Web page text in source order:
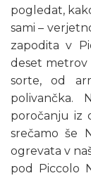
pogledat,
sami –
zapodita v
deset metrov
sorte, od
polivančka.
poročanju iz
srečamo še
ogrevata v
pod Piccolo